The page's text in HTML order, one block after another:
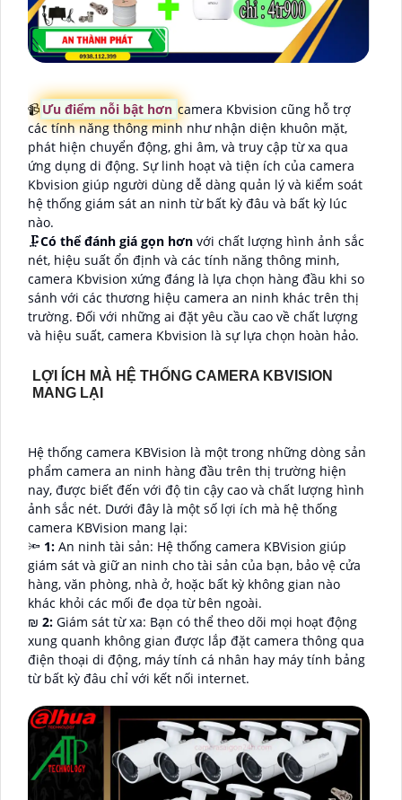
📹 Ưu điểm nỗi bật hơn camera Kbvision cũng hỗ trợ
các tính năng thông minh như nhận diện khuôn mặt,
phát hiện chuyển động, ghi âm, và truy cập từ xa qua
ứng dụng di động. Sự linh hoạt và tiện ích của camera
Kbvision giúp người dùng dễ dàng quản lý và kiểm soát
hệ thống giám sát an ninh từ bất kỳ đâu và bất kỳ lúc
nào.
🗜️Có thể đánh giá gọn hơn với chất lượng hình ảnh sắc
nét, hiệu suất ổn định và các tính năng thông minh,
camera Kbvision xứng đáng là lựa chọn hàng đầu khi so
sánh với các thương hiệu camera an ninh khác trên thị
trường. Đối với những ai đặt yêu cầu cao về chất lượng
và hiệu suất, camera Kbvision là sự lựa chọn hoàn hảo.
LỢI ÍCH MÀ HỆ THỐNG CAMERA KBVISION
MANG LẠI
Hệ thống camera KBVision là một trong những dòng sản
phẩm camera an ninh hàng đầu trên thị trường hiện
nay, được biết đến với độ tin cậy cao và chất lượng hình
ảnh sắc nét. Dưới đây là một số lợi ích mà hệ thống
camera KBVision mang lại:
🔦 1: An ninh tài sản: Hệ thống camera KBVision giúp
giám sát và giữ an ninh cho tài sản của bạn, bảo vệ cửa
hàng, văn phòng, nhà ở, hoặc bất kỳ không gian nào
khác khỏi các mối đe dọa từ bên ngoài.
₪ 2: Giám sát từ xa: Bạn có thể theo dõi mọi hoạt động
xung quanh không gian được lắp đặt camera thông qua
điện thoại di động, máy tính cá nhân hay máy tính bảng
từ bất kỳ đâu chỉ với kết nối internet.